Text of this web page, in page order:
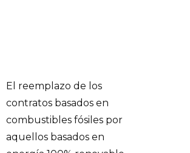
El reemplazo de los
contratos basados en
combustibles fósiles por
aquellos basados en